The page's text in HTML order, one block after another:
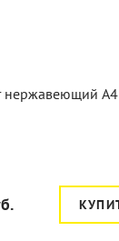
нержавеющий А4